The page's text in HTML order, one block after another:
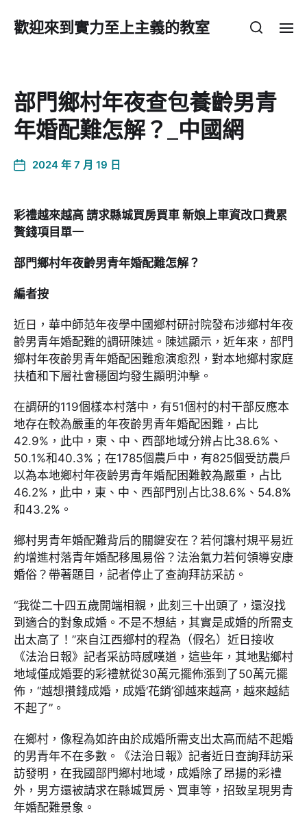
歡迎來到實力至上主義的教室
部門鄉村年夜查包養齡男青
年婚配難怎解？_中國網
2024 年 7 月 19 日
彩禮越來越高 請求縣城買房買車 新娘上車資改口費累
贅錢項目單一
部門鄉村年夜齡男青年婚配難怎解？
編者按
近日，華中師范年夜學中國鄉村研討院發布涉鄉村年夜
齡男青年婚配難的調研陳述。陳述顯示，近年來，部門
鄉村年夜齡男青年婚配困難愈演愈烈，對本地鄉村家庭
扶植和下層社會穩固均發生顯明沖擊。
在調研的119個樣本村落中，有51個村的村干部反應本
地存在較為嚴重的年夜齡男青年婚配困難，占比
42.9%，此中，東、中、西部地域分辨占比38.6%、
50.1%和40.3%；在1785個農戶中，有825個受訪農戶
以為本地鄉村年夜齡男青年婚配困難較為嚴重，占比
46.2%，此中，東、中、西部門別占比38.6%、54.8%
和43.2%。
鄉村男青年婚配難背后的關鍵安在？若何讓村規平易近
約增進村落青年婚配移風易俗？法治氣力若何領導安康
婚俗？帶著題目，記者停止了查詢拜訪采訪。
“我從二十四五歲開端相親，此刻三十出頭了，還沒找
到適合的對象成婚。不是不想結，其實是成婚的所需支
出太高了！”來自江西鄉村的程為（假名）近日接收
《法治日報》記者采訪時感嘆道，這些年，其地點鄉村
地域僅成婚要的彩禮就從30萬元擺佈漲到了50萬元擺
佈，“越想攢錢成婚，成婚‘花銷’卻越來越高，越來越結
不起了”。
在鄉村，像程為如許由於成婚所需支出太高而結不起婚
的男青年不在多數。《法治日報》記者近日查詢拜訪采
訪發明，在我國部門鄉村地域，成婚除了昂揚的彩禮
外，男方還被請求在縣城買房、買車等，招致呈現男青
年婚配難景象。